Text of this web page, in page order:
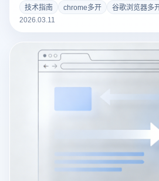
教程。结合跨境电商与海外社媒多账
秘如何使用专业的云登多开浏览器实
离，彻底告别账号关联封禁。立即点
技术指南 chrome多开
谷歌浏览器多
2026.03.11